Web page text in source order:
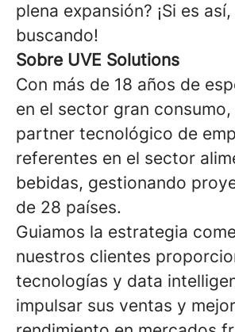
plena expansión? ¡Si es
buscando!
Sobre UVE Solutions
Con más de 18 años de
en el sector gran
partner tecnológico de
referentes en el sector
bebidas, gestionando
de 28 países.
Guiamos la estrategia
nuestros clientes
tecnologías y data
impulsar sus ventas y